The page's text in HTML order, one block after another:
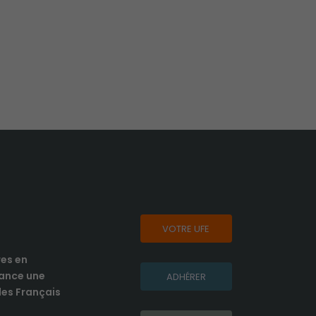
en
une
Français
VOTRE UFE
ADHÉRER